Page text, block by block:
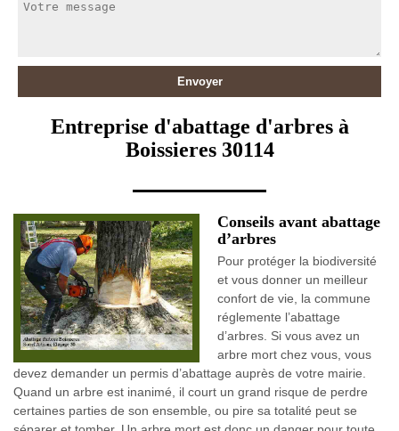
Entreprise d'abattage d'arbres à
Boissieres 30114
Conseils avant abattage
d’arbres
Pour protéger la biodiversité
et vous donner un meilleur
confort de vie, la commune
réglemente l’abattage
d’arbres. Si vous avez un
arbre mort chez vous, vous
devez demander un permis d’abattage auprès de votre mairie.
Quand un arbre est inanimé, il court un grand risque de perdre
certaines parties de son ensemble, ou pire sa totalité peut se